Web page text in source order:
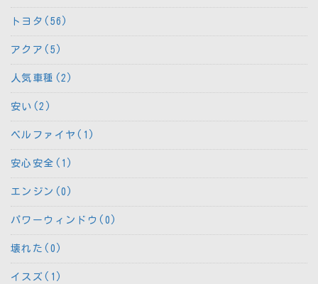
トヨタ(56)
アクア(5)
人気車種(2)
安い(2)
ベルファイヤ(1)
安心安全(1)
エンジン(0)
パワーウィンドウ(0)
壊れた(0)
イスズ(1)